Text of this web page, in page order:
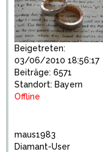
Beigetreten:
03/06/2010 18:56:17
Beiträge: 6571
Standort: Bayern
Offline
maus1983
Diamant-User